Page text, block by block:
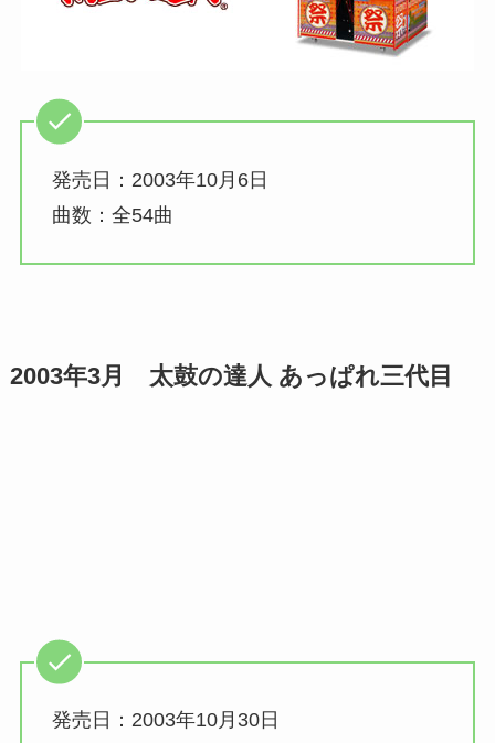
発売日：2003年10月6日
曲数：全54曲
2003年3月 太鼓の達人 あっぱれ三代目
発売日：2003年10月30日